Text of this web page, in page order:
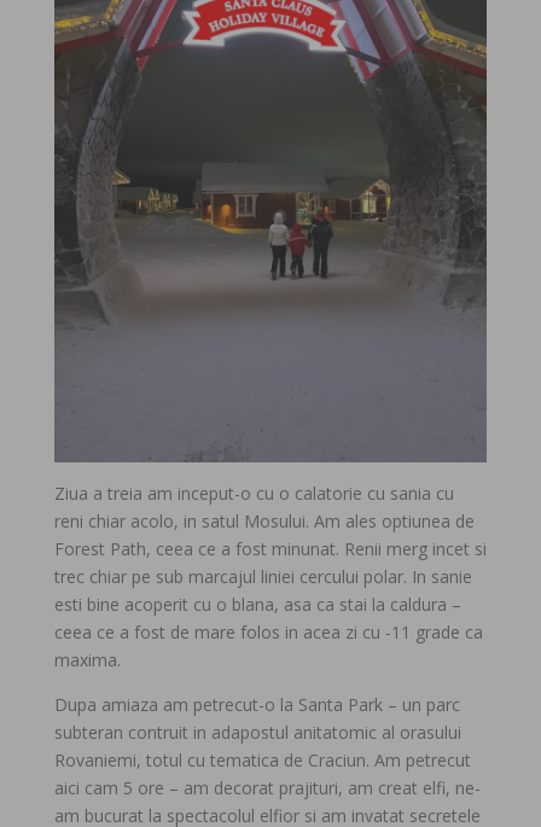
Ziua a treia am inceput-o cu o calatorie cu sania cu
reni chiar acolo, in satul Mosului. Am ales optiunea de
Forest Path, ceea ce a fost minunat. Renii merg incet si
trec chiar pe sub marcajul liniei cercului polar. In sanie
esti bine acoperit cu o blana, asa ca stai la caldura –
ceea ce a fost de mare folos in acea zi cu -11 grade ca
maxima.
Dupa amiaza am petrecut-o la Santa Park – un parc
subteran contruit in adapostul anitatomic al orasului
Rovaniemi, totul cu tematica de Craciun. Am petrecut
aici cam 5 ore – am decorat prajituri, am creat elfi, ne-
am bucurat la spectacolul elfior si am invatat secretele